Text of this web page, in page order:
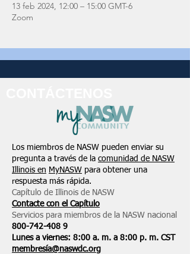
13 feb 2024, 12:00 – 15:00 GMT-6
Zoom
Los miembros de NASW pueden enviar su
pregunta a través de la comunidad de NASW
Illinois en MyNASW para obtener una
respuesta más rápida.
Capítulo de Illinois de NASW
Contacte con el Capítulo
Servicios para miembros de la NASW nacional
800-742-408 9
Lunes a viernes: 8:00 a. m. a 8:00 p. m. CST
membresía@naswdc.org